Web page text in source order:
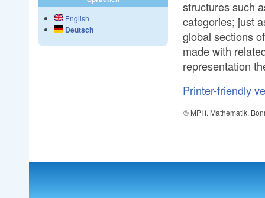
structures such
categories; just
global sections
made with
representation
Printer-friendly
© MPI f. Mathematik,
English
Deutsch